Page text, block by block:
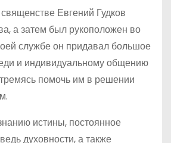
Евгений Гудков
а затем был рукоположен во
службе он придавал большое
и индивидуальному общению
помочь им в решении
истины, постоянное
духовности, а также